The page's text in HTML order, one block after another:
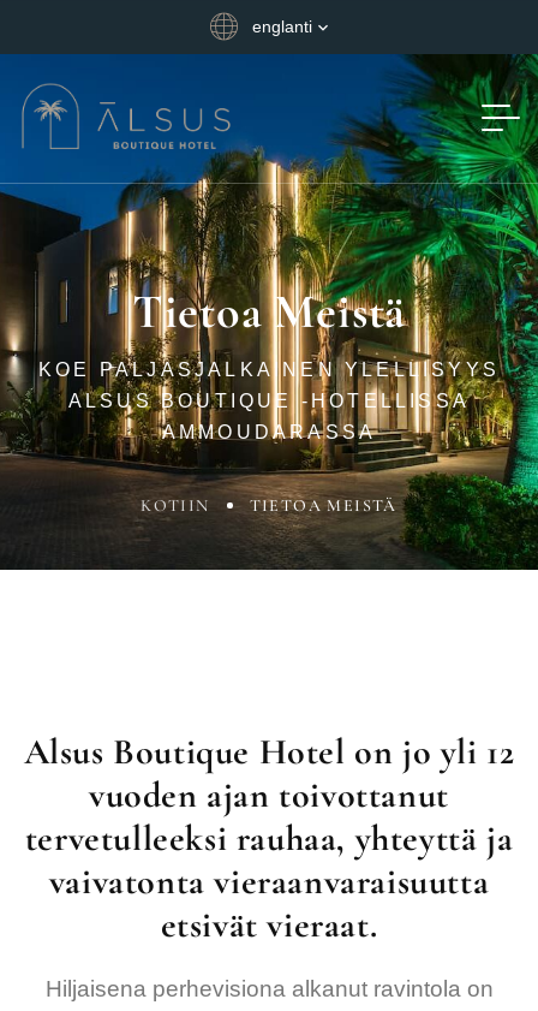
englanti
Tietoa Meistä
KOE PALJASJALKAINEN YLELLISYYS
ALSUS BOUTIQUE -HOTELLISSA
AMMOUDARASSA
KOTIIN TIETOA MEISTÄ
Alsus Boutique Hotel on jo yli 12
vuoden ajan toivottanut
tervetulleeksi rauhaa, yhteyttä ja
vaivatonta vieraanvaraisuutta
etsivät vieraat.
Hiljaisena perhevisiona alkanut ravintola on